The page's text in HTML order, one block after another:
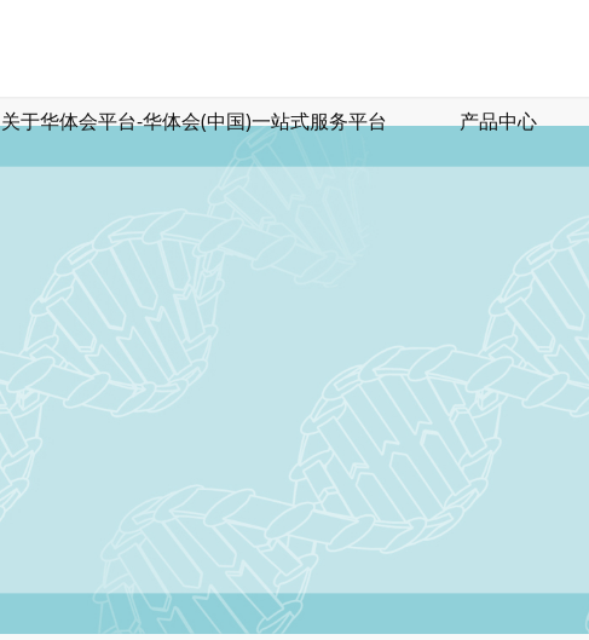
关于华体会平台-华体会(中国)一站式服务平台 产品中心